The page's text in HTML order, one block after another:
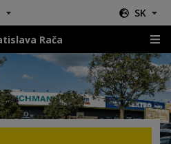
RAČA SK
Rača